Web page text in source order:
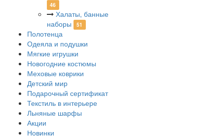
46
Халаты, банные
наборы
51
Полотенца
Одеяла и подушки
Мягкие игрушки
Новогодние костюмы
Меховые коврики
Детский мир
Подарочный сертификат
Текстиль в интерьере
Льняные шарфы
Акции
Новинки